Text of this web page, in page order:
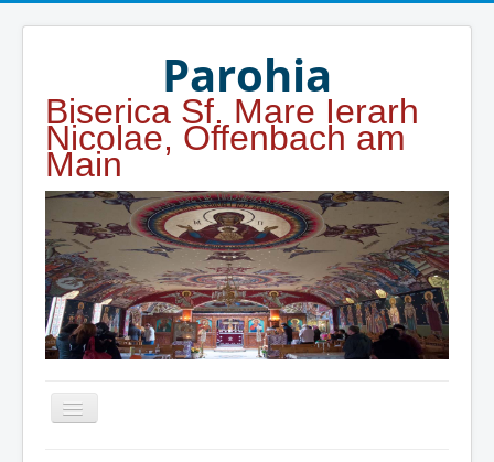
Parohia
Biserica Sf. Mare Ierarh
Nicolae, Offenbach am
Main